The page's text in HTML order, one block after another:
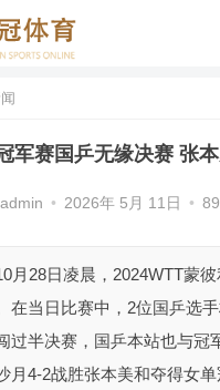
军赛国乒无缘决赛 张
admin • 2026年 5月 11日 • 89
月28日凌晨，2024WTT蒙
在当日比赛中，2位国乒选
过半决赛，国乒本站也与冠
月4-2战胜张本美和夺得女